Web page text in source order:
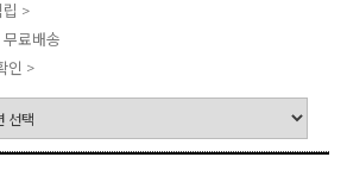
>
료배송
인 >